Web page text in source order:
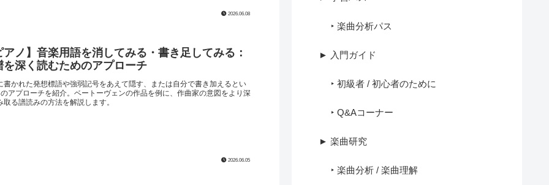
2026.06.08
アノ】音楽用語を消してみる・書き足してみる：
を深く読むためのアプローチ
書かれた発想標語や強弱記号をあえて隠す、または自分で書き加えるとい
アプローチを紹介。ベートーヴェンの作品を例に、作曲家の意図をより深
取る譜読みの方法を解説します。
2026.06.05
‣ 楽曲分析パス
► 入門ガイド
‣ 初級者 / 初心者のために
‣ Q&Aコーナー
► 楽曲研究
‣ 楽曲分析 / 楽曲理解